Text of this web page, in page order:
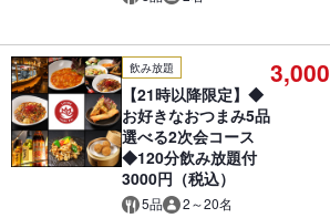
飲み放題
【21時以降限定】◆
お好きなおつまみ5品
選べる2次会コース
◆120分飲み放題付
3000円（税込）
5品 2～20名
3,000